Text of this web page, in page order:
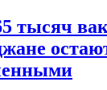
тысяч